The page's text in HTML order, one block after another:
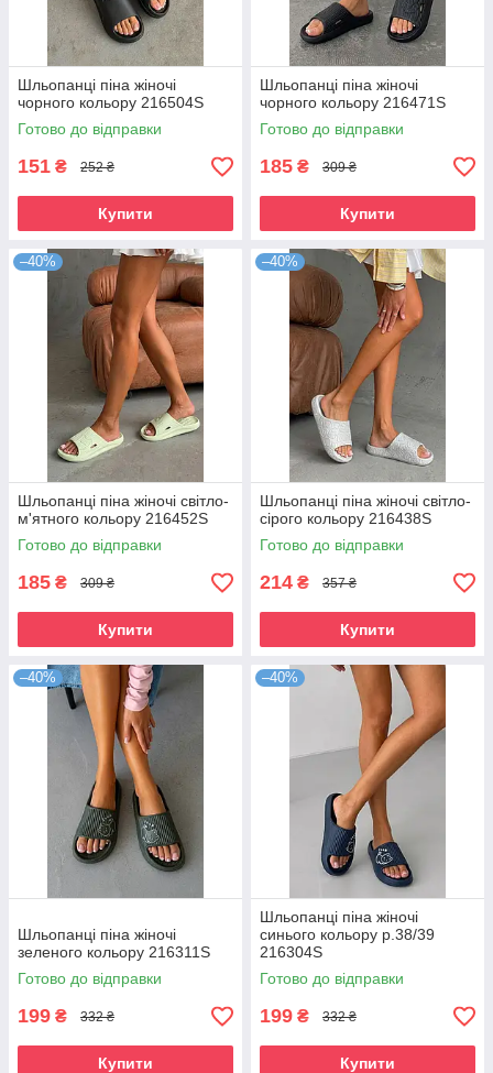
Шльопанці піна жіночі
чорного кольору 216504S
Готово до відправки
151 ₴ 252 ₴
Купити
Шльопанці піна жіночі
чорного кольору 216471S
Готово до відправки
185 ₴ 309 ₴
Купити
–40%
Шльопанці піна жіночі світло-
м'ятного кольору 216452S
Готово до відправки
185 ₴ 309 ₴
Купити
–40%
Шльопанці піна жіночі світло-
сірого кольору 216438S
Готово до відправки
214 ₴ 357 ₴
Купити
–40%
Шльопанці піна жіночі
зеленого кольору 216311S
Готово до відправки
199 ₴ 332 ₴
Купити
–40%
Шльопанці піна жіночі
синього кольору р.38/39
216304S
Готово до відправки
199 ₴ 332 ₴
Купити